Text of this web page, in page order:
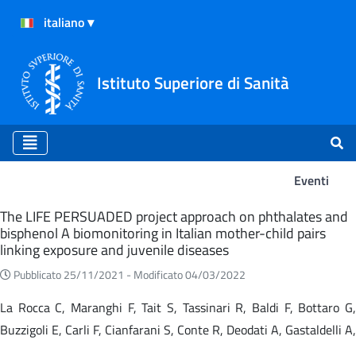
Istituto Superiore di Sanità
Eventi
Eventi
The LIFE PERSUADED project approach on phthalates and
bisphenol A biomonitoring in Italian mother-child pairs
linking exposure and juvenile diseases
Pubblicato 25/11/2021 - Modificato 04/03/2022
La Rocca C, Maranghi F, Tait S, Tassinari R, Baldi F, Bottaro G,
Buzzigoli E, Carli F, Cianfarani S, Conte R, Deodati A, Gastaldelli A,